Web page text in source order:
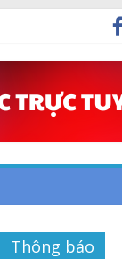
Thông báo